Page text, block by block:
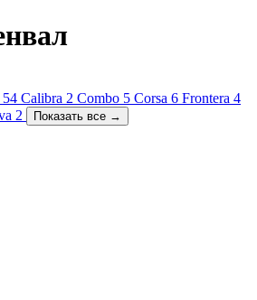
54 Calibra 2 Combo 5 Corsa 6 Frontera 4
2 Показать все →